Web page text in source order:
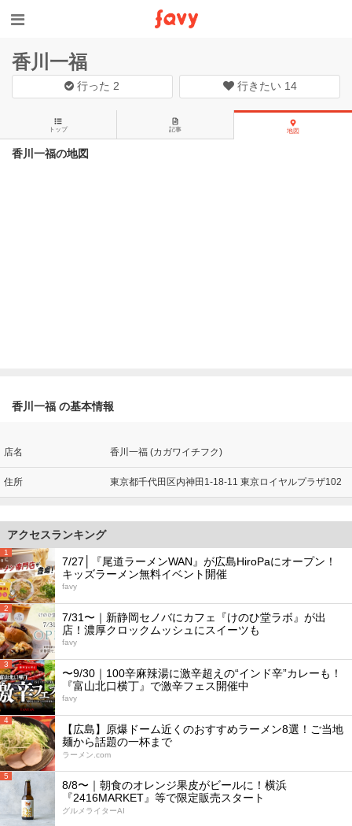
香川一福
行った 2 行きたい 14
トップ 記事 地図
香川一福の地図
香川一福 の基本情報
店名 香川一福 (カガワイチフク)
住所 東京都千代田区内神田1-18-11 東京ロイヤルプラザ102
アクセスランキング
1
7/27│『尾道ラーメンWAN』が広島HiroPaにオープン！
キッズラーメン無料イベント開催
favy
2
7/31〜｜新静岡セノバにカフェ『けのひ堂ラボ』が出
店！濃厚クロックムッシュにスイーツも
favy
3
〜9/30｜100辛麻辣湯に激辛超えの“インド辛”カレーも！
『富山北口横丁』で激辛フェス開催中
favy
4
【広島】原爆ドーム近くのおすすめラーメン8選！ご当地
麺から話題の一杯まで
ラーメン.com
5
8/8〜｜朝食のオレンジ果皮がビールに！横浜
『2416MARKET』等で限定販売スタート
グルメライターAI